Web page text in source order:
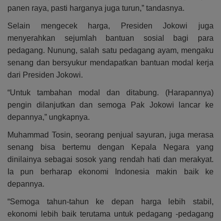
panen raya, pasti harganya juga turun,” tandasnya.
Selain mengecek harga, Presiden Jokowi juga
menyerahkan sejumlah bantuan sosial bagi para
pedagang. Nunung, salah satu pedagang ayam, mengaku
senang dan bersyukur mendapatkan bantuan modal kerja
dari Presiden Jokowi.
“Untuk tambahan modal dan ditabung. (Harapannya)
pengin dilanjutkan dan semoga Pak Jokowi lancar ke
depannya,” ungkapnya.
Muhammad Tosin, seorang penjual sayuran, juga merasa
senang bisa bertemu dengan Kepala Negara yang
dinilainya sebagai sosok yang rendah hati dan merakyat.
Ia pun berharap ekonomi Indonesia makin baik ke
depannya.
“Semoga tahun-tahun ke depan harga lebih stabil,
ekonomi lebih baik terutama untuk pedagang -pedagang